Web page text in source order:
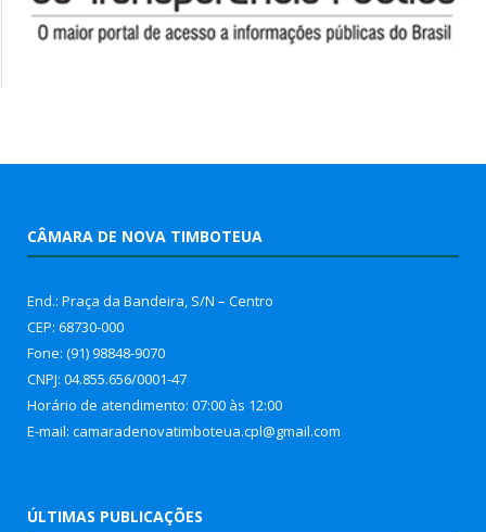
CÂMARA DE NOVA TIMBOTEUA
End.: Praça da Bandeira, S/N – Centro
CEP: 68730-000
Fone: (91) 98848-9070
CNPJ: 04.855.656/0001-47
Horário de atendimento: 07:00 às 12:00
E-mail: camaradenovatimboteua.cpl@gmail.com
ÚLTIMAS PUBLICAÇÕES